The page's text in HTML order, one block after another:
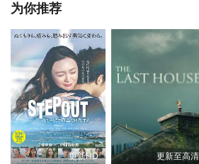
年爱心家园，在全国各地奔走呼吁，为困
者生命的厚度。
为你推荐
更新HD 更新至高清